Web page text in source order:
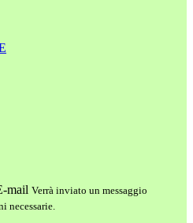
mail Verrà inviato un messaggio
necessarie.